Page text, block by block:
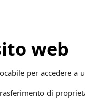
web
per accedere
di